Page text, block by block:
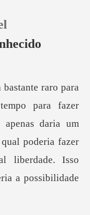
0
apenas daria um
poderia fazer